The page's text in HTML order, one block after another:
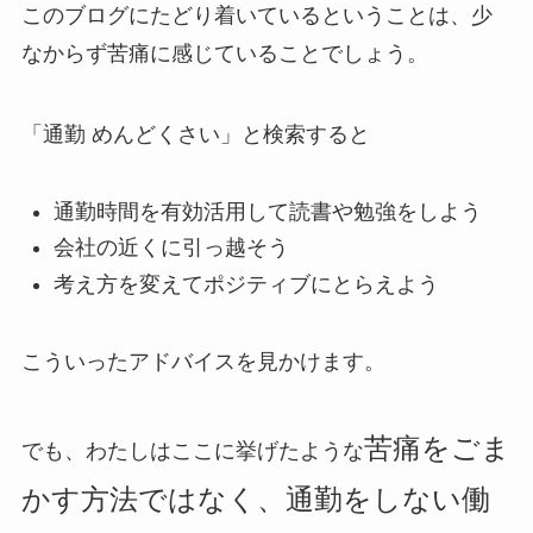
このブログにたどり着いているということは、少
なからず苦痛に感じていることでしょう。
「通勤 めんどくさい」と検索すると
通勤時間を有効活用して読書や勉強をしよう
会社の近くに引っ越そう
考え方を変えてポジティブにとらえよう
こういったアドバイスを見かけます。
でも、わたしはここに挙げたような苦痛をごま
かす方法ではなく、通勤をしない働